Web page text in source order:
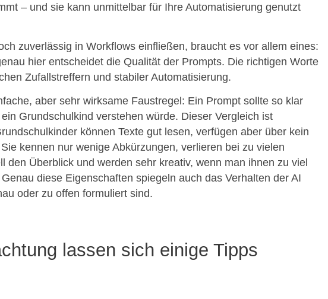
– und sie kann unmittelbar für Ihre Automatisierung genutzt
zuverlässig in Workflows einfließen, braucht es vor allem eines:
hier entscheidet die Qualität der Prompts. Die richtigen Worte
Zufallstreffern und stabiler Automatisierung.
aber sehr wirksame Faustregel: Ein Prompt sollte so klar
Grundschulkind verstehen würde. Dieser Vergleich ist
können Texte gut lesen, verfügen aber über kein
kennen nur wenige Abkürzungen, verlieren bei zu vielen
den Überblick und werden sehr kreativ, wenn man ihnen zu viel
diese Eigenschaften spiegeln auch das Verhalten der AI
oder zu offen formuliert sind.
lassen sich einige Tipps